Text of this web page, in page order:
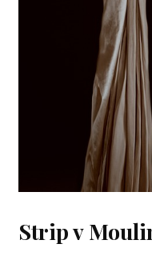
Strip v